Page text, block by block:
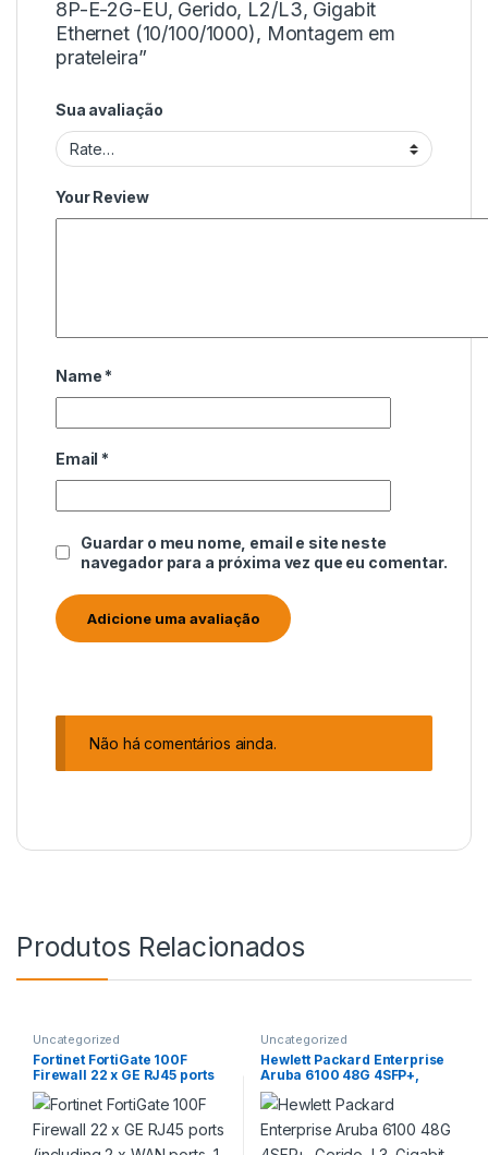
8P-E-2G-EU, Gerido, L2/L3, Gigabit
Ethernet (10/100/1000), Montagem em
prateleira”
Sua avaliação
Your Review
Name *
Email *
Guardar o meu nome, email e site neste
navegador para a próxima vez que eu comentar.
Não há comentários ainda.
Produtos Relacionados
Uncategorized
Fortinet FortiGate 100F
Firewall 22 x GE RJ45 ports
(including 2 x WAN ports, 1 x
DMZ port, 1 x Mgmt port, 2 x
HA ports, 16 x switch ports
with 4 SFP port shared
media), 4 SFP ports, 2x 10G
Uncategorized
Hewlett Packard Enterprise
Aruba 6100 48G 4SFP+,
Gerido, L3, Gigabit Ethernet
(10/100/1000), Montagem
em prateleira, 1U